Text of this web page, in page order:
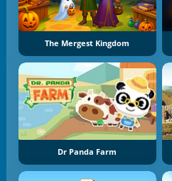
The Mergest Kingdom
Dr Panda Farm